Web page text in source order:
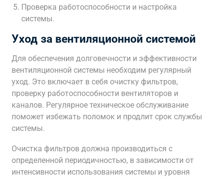
Проверка работоспособности и настройка
системы.
Уход за вентиляционной системой
Для обеспечения долговечности и эффективности
вентиляционной системы необходим регулярный
уход. Это включает в себя очистку фильтров,
проверку работоспособности вентиляторов и
каналов. Регулярное техническое обслуживание
поможет избежать поломок и продлит срок службы
системы.
Очистка фильтров должна производиться с
определенной периодичностью, в зависимости от
интенсивности использования системы и уровня